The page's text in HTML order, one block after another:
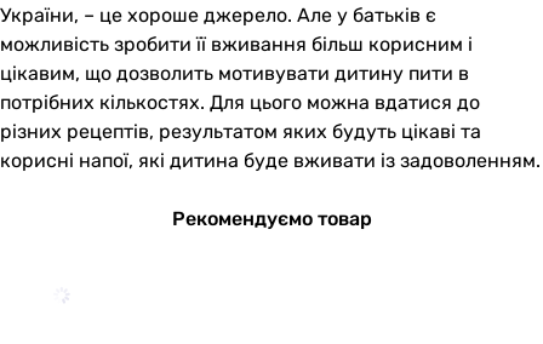
України, – це хороше джерело. Але у батьків є
можливість зробити її вживання більш корисним і
цікавим, що дозволить мотивувати дитину пити в
потрібних кількостях. Для цього можна вдатися до
різних рецептів, результатом яких будуть цікаві та
корисні напої, які дитина буде вживати із задоволенням.
Рекомендуємо товар